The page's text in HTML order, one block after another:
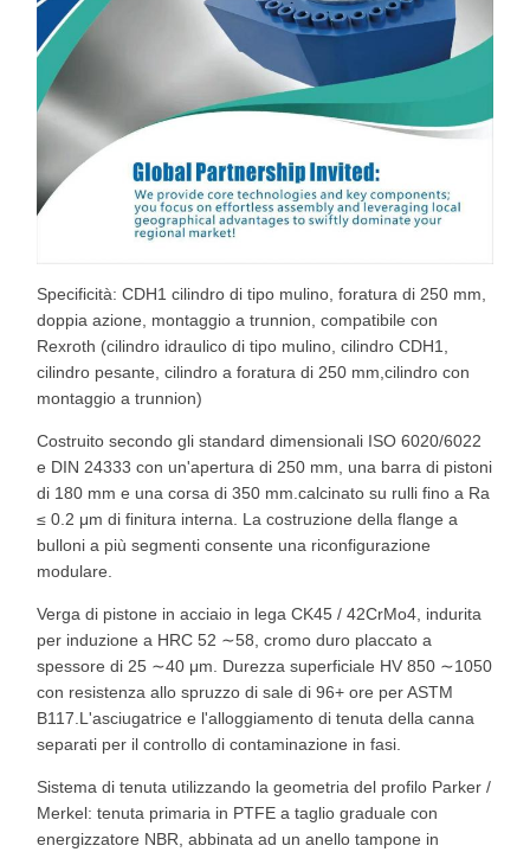
Specificità: CDH1 cilindro di tipo mulino, foratura di 250 mm,
doppia azione, montaggio a trunnion, compatibile con
Rexroth (cilindro idraulico di tipo mulino, cilindro CDH1,
cilindro pesante, cilindro a foratura di 250 mm,cilindro con
montaggio a trunnion)
Costruito secondo gli standard dimensionali ISO 6020/6022
e DIN 24333 con un'apertura di 250 mm, una barra di pistoni
di 180 mm e una corsa di 350 mm.calcinato su rulli fino a Ra
≤ 0.2 μm di finitura interna. La costruzione della flange a
bulloni a più segmenti consente una riconfigurazione
modulare.
Verga di pistone in acciaio in lega CK45 / 42CrMo4, indurita
per induzione a HRC 52 ∼58, cromo duro placcato a
spessore di 25 ∼40 μm. Durezza superficiale HV 850 ∼1050
con resistenza allo spruzzo di sale di 96+ ore per ASTM
B117.L'asciugatrice e l'alloggiamento di tenuta della canna
separati per il controllo di contaminazione in fasi.
Sistema di tenuta utilizzando la geometria del profilo Parker /
Merkel: tenuta primaria in PTFE a taglio graduale con
energizzatore NBR, abbinata ad un anello tampone in